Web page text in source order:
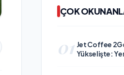
ÇOK
01 Jet Coffee
Yükselişte: